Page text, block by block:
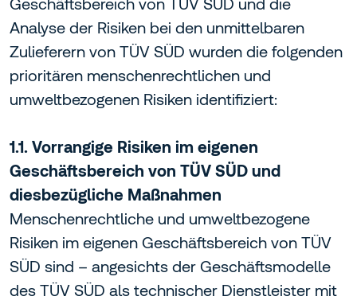
Analyse der Risiken bei den unmittelbaren
Zulieferern von TÜV SÜD wurden die folgenden
prioritären menschenrechtlichen und
umweltbezogenen Risiken identifiziert:
1.1. Vorrangige Risiken im eigenen
Geschäftsbereich von TÜV SÜD und
diesbezügliche Maßnahmen
Menschenrechtliche und umweltbezogene
Risiken im eigenen Geschäftsbereich von TÜV
SÜD sind – angesichts der Geschäftsmodelle
des TÜV SÜD als technischer Dienstleister mit